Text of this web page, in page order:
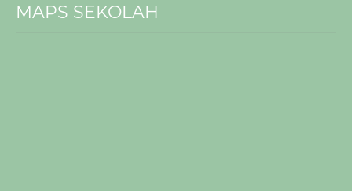
MAPS SEKOLAH